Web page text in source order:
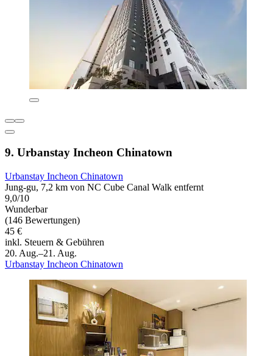
9. Urbanstay Incheon Chinatown
Urbanstay Incheon Chinatown
Jung-gu, 7,2 km von NC Cube Canal Walk entfernt
9,0/10
Wunderbar
(146 Bewertungen)
45 €
inkl. Steuern & Gebühren
20. Aug.–21. Aug.
Urbanstay Incheon Chinatown